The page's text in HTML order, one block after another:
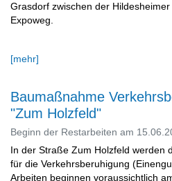
Grasdorf zwischen der
Expoweg.
[mehr]
Baumaßnahme
"Zum Holzfeld"
Beginn der Restarbeiten am
In der Straße Zum Holzfeld werden
für die Verkehrsberuhigung
Arbeiten beginnen voraussichtlich